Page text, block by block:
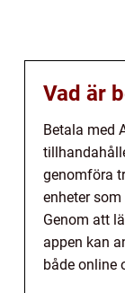
Vad är
Betala med
genomföra
enheter
Genom att
appen kan
både online